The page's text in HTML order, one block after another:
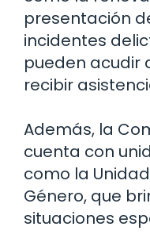
presentación
incidentes
pueden acudir
recibir
Además, la
cuenta con
como la
Género, que
situaciones